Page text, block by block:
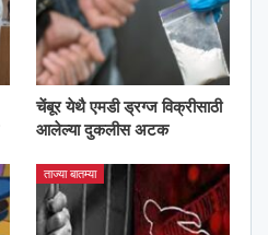
चेंबूर येथै एमडी ड्रग्ज विक्रीसाठी
आलेल्या दुकलीस अटक
ताज्या बातम्या